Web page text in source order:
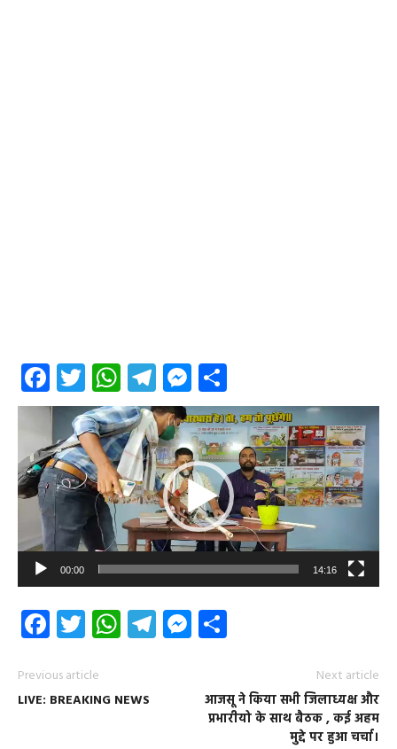
Facebook
Twitter
WhatsApp
Telegram
Messenger
Video
Player
00:00 14:16
Facebook
Twitter
WhatsApp
Telegram
Messenger
Previous article
LIVE: BREAKING NEWS
Next article
आजसू ने किया सभी जिलाध्यक्ष और
प्रभारीयो के साथ बैठक , कई अहम
मुद्दे पर हुआ चर्चा।